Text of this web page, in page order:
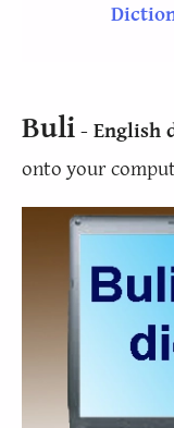
Buli - English
onto your